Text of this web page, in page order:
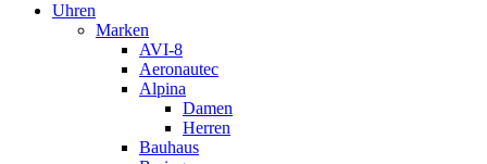
Uhren
Marken
AVI-8
Aeronautec
Alpina
Damen
Herren
Bauhaus